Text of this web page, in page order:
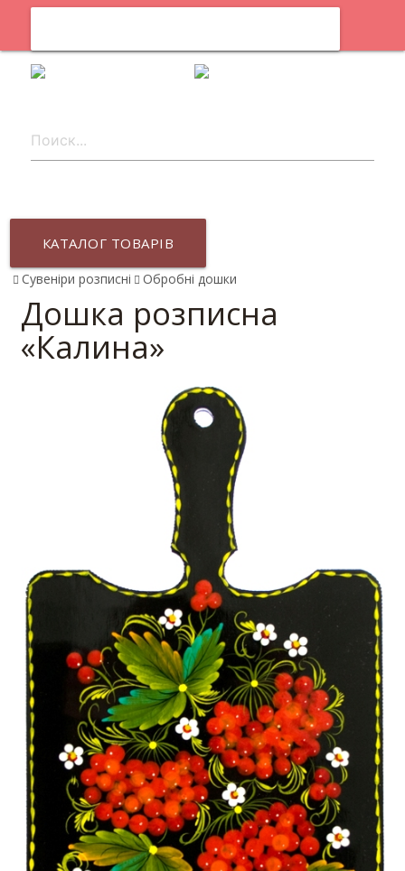
КАТАЛОГ ТОВАРІВ
Сувеніри розписні Обробні дошки
Дошка розписна
«Калина»